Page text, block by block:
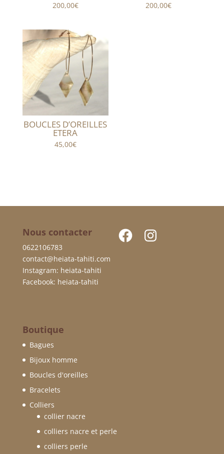
200,00€ 200,00€
BOUCLES D’OREILLES
ETERA
45,00€
Nous contacter
0622106783
contact@heiata-tahiti.com
Instagram: heiata-tahiti
Facebook: heiata-tahiti
FacebookInstagram
Boutique
Bagues
Bijoux homme
Boucles d'oreilles
Bracelets
Colliers
collier nacre
colliers nacre et perle
colliers perle